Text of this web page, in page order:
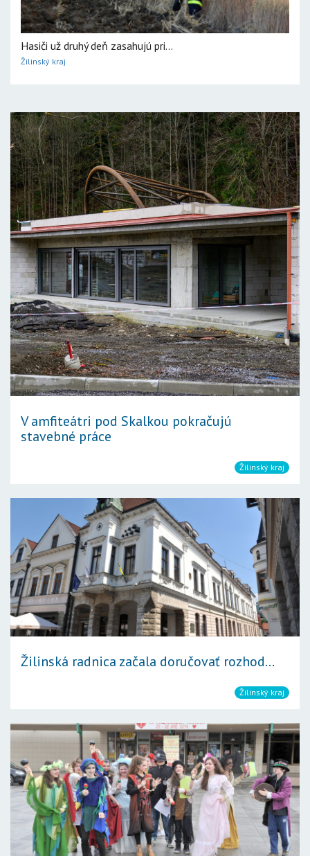
Hasiči už druhý deň zasahujú pri...
Žilinský kraj
V amfiteátri pod Skalkou pokračujú
stavebné práce
Žilinský kraj
Žilinská radnica začala doručovať rozhod...
Žilinský kraj